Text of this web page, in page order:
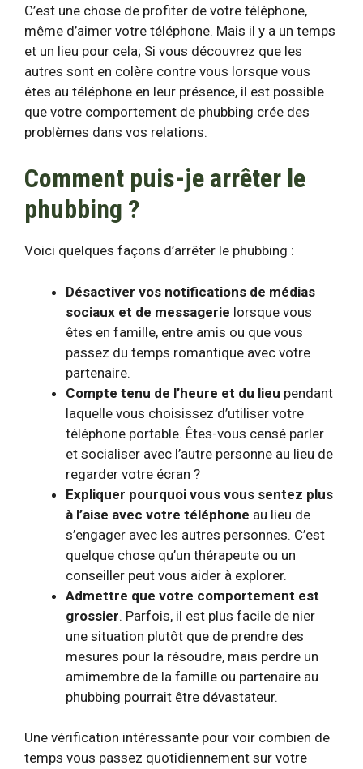
C’est une chose de profiter de votre téléphone,
même d’aimer votre téléphone. Mais il y a un temps
et un lieu pour cela; Si vous découvrez que les
autres sont en colère contre vous lorsque vous
êtes au téléphone en leur présence, il est possible
que votre comportement de phubbing crée des
problèmes dans vos relations.
Comment puis-je arrêter le
phubbing ?
Voici quelques façons d’arrêter le phubbing :
Désactiver vos notifications de médias
sociaux et de messagerie lorsque vous
êtes en famille, entre amis ou que vous
passez du temps romantique avec votre
partenaire.
Compte tenu de l’heure et du lieu pendant
laquelle vous choisissez d’utiliser votre
téléphone portable. Êtes-vous censé parler
et socialiser avec l’autre personne au lieu de
regarder votre écran ?
Expliquer pourquoi vous vous sentez plus
à l’aise avec votre téléphone au lieu de
s’engager avec les autres personnes. C’est
quelque chose qu’un thérapeute ou un
conseiller peut vous aider à explorer.
Admettre que votre comportement est
grossier. Parfois, il est plus facile de nier
une situation plutôt que de prendre des
mesures pour la résoudre, mais perdre un
amimembre de la famille ou partenaire au
phubbing pourrait être dévastateur.
Une vérification intéressante pour voir combien de
temps vous passez quotidiennement sur votre